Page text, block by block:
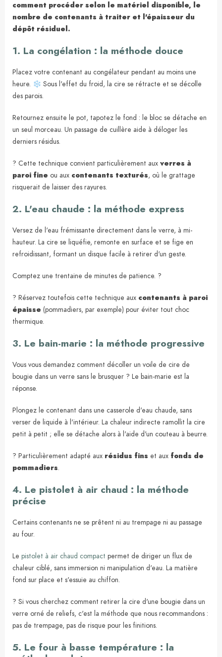
comment procéder selon le matériel disponible, le
nombre de contenants à traiter et l'épaisseur du
dépôt résiduel.
1. La congélation : la méthode douce
Placez votre contenant au congélateur pendant au moins une
heure. ❄️ Sous l'effet du froid, la cire se rétracte et se décolle
des parois.
Retournez ensuite le pot, tapotez le fond : le bloc se détache en
un seul morceau. Un passage de cuillère aide à déloger les
derniers résidus.
? Cette technique convient particulièrement aux verres à
paroi fine ou aux contenants texturés, où le grattage
risquerait de laisser des rayures.
2. L'eau chaude : la méthode express
Versez de l'eau frémissante directement dans le verre, à mi-
hauteur. La cire se liquéfie, remonte en surface et se fige en
refroidissant, formant un disque facile à retirer d'un geste.
Comptez une trentaine de minutes de patience. ?
? Réservez toutefois cette technique aux contenants à paroi
épaisse (pommadiers, par exemple) pour éviter tout choc
thermique.
3. Le bain-marie : la méthode progressive
Vous vous demandez comment décoller un voile de cire de
bougie dans un verre sans le brusquer ? Le bain-marie est la
réponse.
Plongez le contenant dans une casserole d'eau chaude, sans
verser de liquide à l'intérieur. La chaleur indirecte ramollit la cire
petit à petit ; elle se détache alors à l'aide d'un couteau à beurre.
? Particulièrement adapté aux résidus fins et aux fonds de
pommadiers.
4. Le pistolet à air chaud : la méthode
précise
Certains contenants ne se prêtent ni au trempage ni au passage
au four.
Le pistolet à air chaud compact permet de diriger un flux de
chaleur ciblé, sans immersion ni manipulation d'eau. La matière
fond sur place et s'essuie au chiffon.
? Si vous cherchez comment retirer la cire d'une bougie dans un
verre orné de reliefs, c'est la méthode que nous recommandons :
pas de trempage, pas de risque pour les finitions.
5. Le four à basse température : la